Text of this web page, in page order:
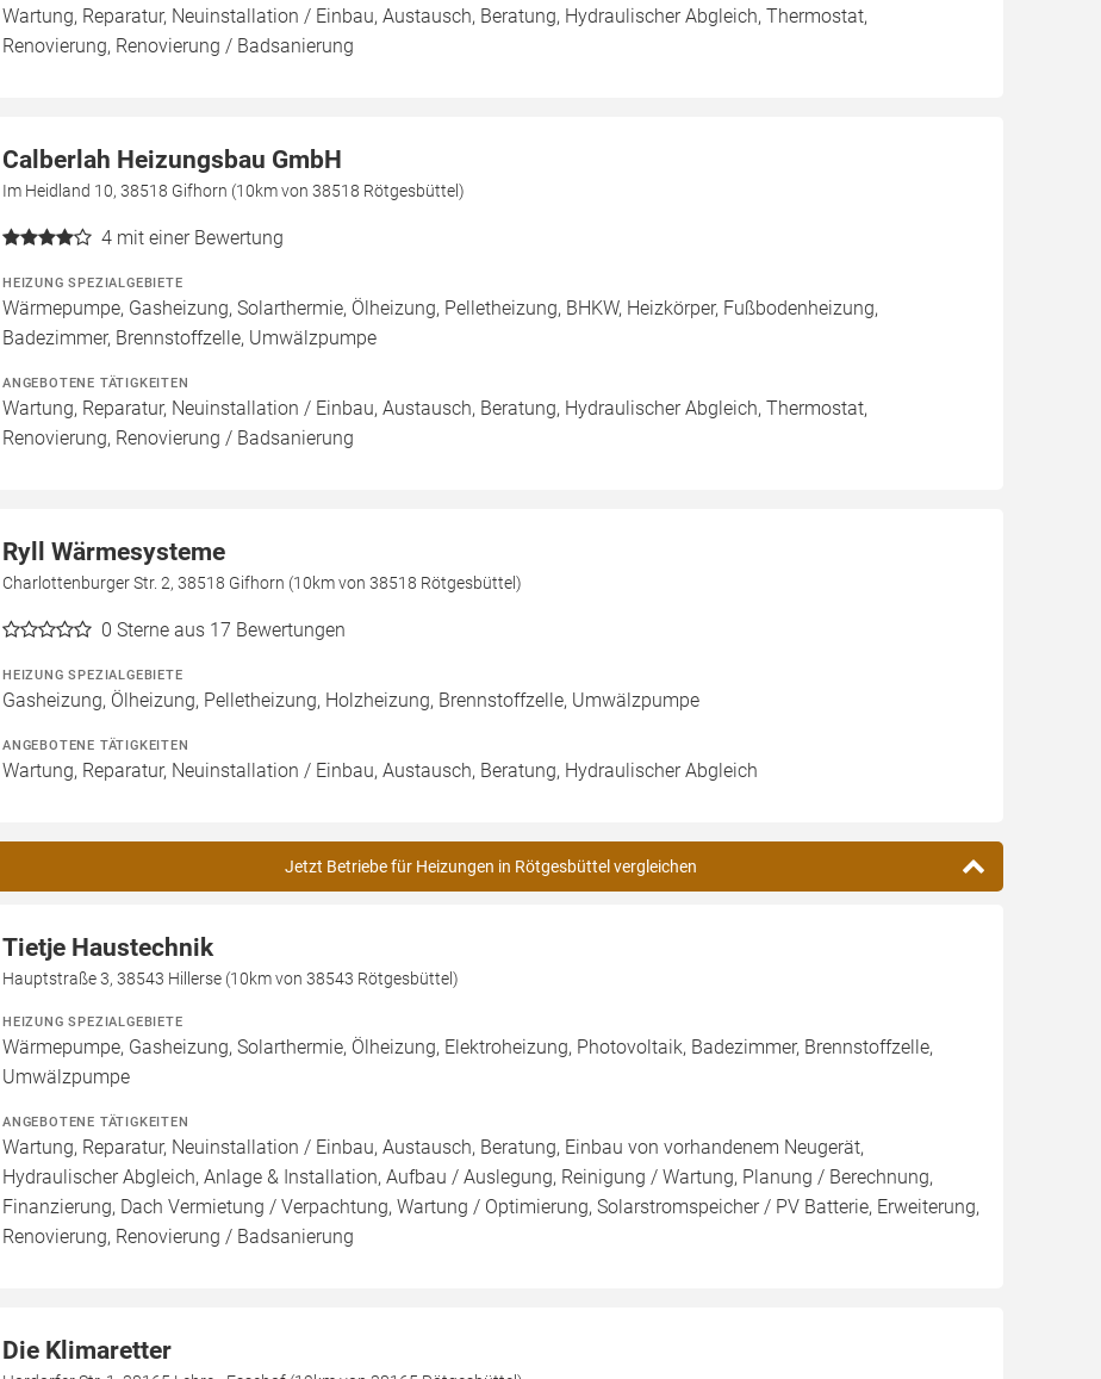
Wartung, Reparatur, Neuinstallation / Einbau, Austausch, Beratung, Hydraulischer Abgleich, Thermostat,
Renovierung, Renovierung / Badsanierung
Calberlah Heizungsbau GmbH
Im Heidland 10, 38518 Gifhorn (10km von 38518 Rötgesbüttel)
4 mit einer Bewertung
HEIZUNG SPEZIALGEBIETE
Wärmepumpe, Gasheizung, Solarthermie, Ölheizung, Pelletheizung, BHKW, Heizkörper, Fußbodenheizung,
Badezimmer, Brennstoffzelle, Umwälzpumpe
ANGEBOTENE TÄTIGKEITEN
Wartung, Reparatur, Neuinstallation / Einbau, Austausch, Beratung, Hydraulischer Abgleich, Thermostat,
Renovierung, Renovierung / Badsanierung
Ryll Wärmesysteme
Charlottenburger Str. 2, 38518 Gifhorn (10km von 38518 Rötgesbüttel)
0 Sterne aus 17 Bewertungen
HEIZUNG SPEZIALGEBIETE
Gasheizung, Ölheizung, Pelletheizung, Holzheizung, Brennstoffzelle, Umwälzpumpe
ANGEBOTENE TÄTIGKEITEN
Wartung, Reparatur, Neuinstallation / Einbau, Austausch, Beratung, Hydraulischer Abgleich
Jetzt Betriebe für Heizungen in Rötgesbüttel vergleichen
Tietje Haustechnik
Hauptstraße 3, 38543 Hillerse (10km von 38543 Rötgesbüttel)
HEIZUNG SPEZIALGEBIETE
Wärmepumpe, Gasheizung, Solarthermie, Ölheizung, Elektroheizung, Photovoltaik, Badezimmer, Brennstoffzelle,
Umwälzpumpe
ANGEBOTENE TÄTIGKEITEN
Wartung, Reparatur, Neuinstallation / Einbau, Austausch, Beratung, Einbau von vorhandenem Neugerät,
Hydraulischer Abgleich, Anlage & Installation, Aufbau / Auslegung, Reinigung / Wartung, Planung / Berechnung,
Finanzierung, Dach Vermietung / Verpachtung, Wartung / Optimierung, Solarstromspeicher / PV Batterie, Erweiterung,
Renovierung, Renovierung / Badsanierung
Die Klimaretter